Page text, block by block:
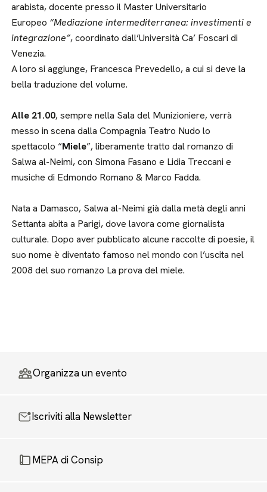
arabista, docente presso il Master Universitario
Europeo “Mediazione intermediterranea: investimenti e
integrazione”, coordinato dall’Università Ca’ Foscari di
Venezia.
A loro si aggiunge, Francesca Prevedello, a cui si deve la
bella traduzione del volume.
Alle 21.00, sempre nella Sala del Munizioniere, verrà
messo in scena dalla Compagnia Teatro Nudo lo
spettacolo “Miele”, liberamente tratto dal romanzo di
Salwa al-Neimi, con Simona Fasano e Lidia Treccani e
musiche di Edmondo Romano & Marco Fadda.
Nata a Damasco, Salwa al-Neimi già dalla metà degli anni
Settanta abita a Parigi, dove lavora come giornalista
culturale. Dopo aver pubblicato alcune raccolte di poesie, il
suo nome è diventato famoso nel mondo con l’uscita nel
2008 del suo romanzo La prova del miele.
Organizza un evento
Iscriviti alla Newsletter
MEPA di Consip